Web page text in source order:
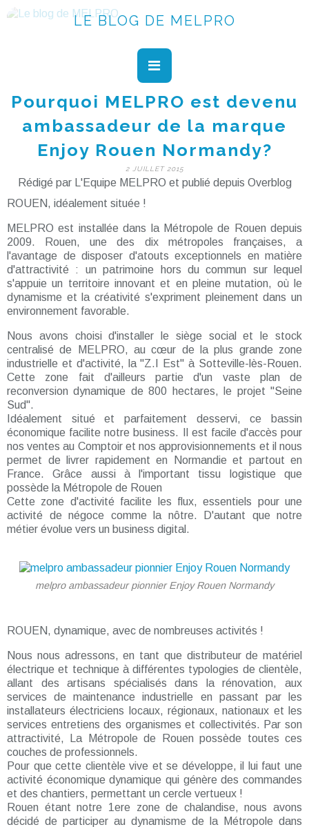
LE BLOG DE MELPRO
Pourquoi MELPRO est devenu
ambassadeur de la marque
Enjoy Rouen Normandy?
2 JUILLET 2015
Rédigé par L'Equipe MELPRO et publié depuis Overblog
ROUEN, idéalement située !
MELPRO est installée dans la Métropole de Rouen depuis
2009. Rouen, une des dix métropoles françaises, a
l'avantage de disposer d'atouts exceptionnels en matière
d'attractivité : un patrimoine hors du commun sur lequel
s'appuie un territoire innovant et en pleine mutation, où le
dynamisme et la créativité s'expriment pleinement dans un
environnement favorable.
Nous avons choisi d'installer le siège social et le stock
centralisé de MELPRO, au cœur de la plus grande zone
industrielle et d'activité, la "Z.I Est" à Sotteville-lès-Rouen.
Cette zone fait d'ailleurs partie d'un vaste plan de
reconversion dynamique de 800 hectares, le projet "Seine
Sud".
Idéalement situé et parfaitement desservi, ce bassin
économique facilite notre business. Il est facile d'accès pour
nos ventes au Comptoir et nos approvisionnements et il nous
permet de livrer rapidement en Normandie et partout en
France. Grâce aussi à l'important tissu logistique que
possède la Métropole de Rouen
Cette zone d'activité facilite les flux, essentiels pour une
activité de négoce comme la nôtre. D'autant que notre
métier évolue vers un business digital.
melpro ambassadeur pionnier Enjoy Rouen Normandy
ROUEN, dynamique, avec de nombreuses activités !
Nous nous adressons, en tant que distributeur de matériel
électrique et technique à différentes typologies de clientèle,
allant des artisans spécialisés dans la rénovation, aux
services de maintenance industrielle en passant par les
installateurs électriciens locaux, régionaux, nationaux et les
services entretiens des organismes et collectivités. Par son
attractivité, La Métropole de Rouen possède toutes ces
couches de professionnels.
Pour que cette clientèle vive et se développe, il lui faut une
activité économique dynamique qui génère des commandes
et des chantiers, permettant un cercle vertueux !
Rouen étant notre 1ere zone de chalandise, nous avons
décidé de participer au dynamisme de la Métropole dans